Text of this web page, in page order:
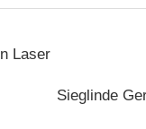
Laser
Sieglinde